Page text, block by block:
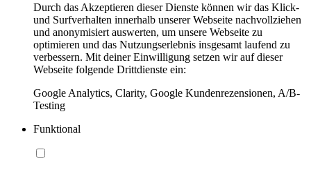
Durch das Akzeptieren dieser Dienste können wir das Klick-
und Surfverhalten innerhalb unserer Webseite nachvollziehen
und anonymisiert auswerten, um unsere Webseite zu
optimieren und das Nutzungserlebnis insgesamt laufend zu
verbessern. Mit deiner Einwilligung setzen wir auf dieser
Webseite folgende Drittdienste ein:
Google Analytics, Clarity, Google Kundenrezensionen, A/B-
Testing
Funktional